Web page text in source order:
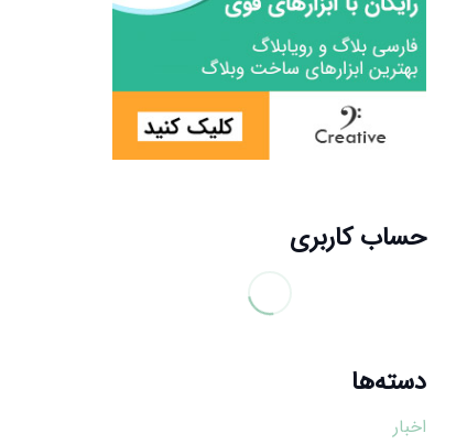
حساب کاربری
دسته‌ها
اخبار